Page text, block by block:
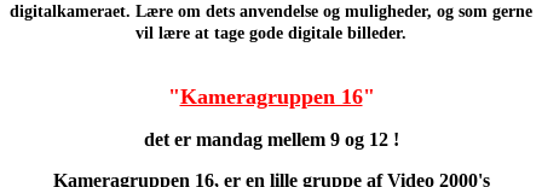
digitalkameraet. Lære om dets anvendelse og muligheder, og som gerne
vil lære at tage gode digitale billeder.
"Kameragruppen 16"
det er mandag mellem 9 og 12 !
Kameragruppen 16, er en lille gruppe af Video 2000's